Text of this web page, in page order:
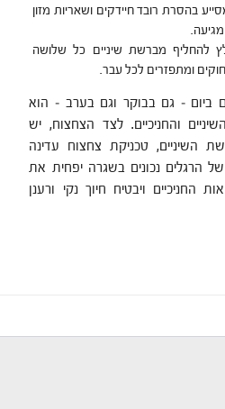
בהסרת רובד חיידקים ושאריות מזון
להחליף מברשת שיניים כל שלושה
ומתפזרים לכל עבר.
ביום – גם בבוקר וגם בערב – הוא
והחניכיים. לצד הצחצוח, יש
השיניים, טכניקת צחצוח עדינה
הרגלים נכונים בשגרה יפחית את
החניכיים ויבטיח חיוך נקי ורענן